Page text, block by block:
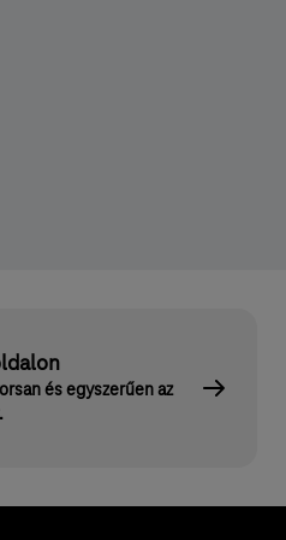
és egyszerűen az